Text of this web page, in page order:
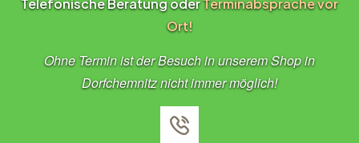
Telefonische Beratung oderTerminabsprache vor
Ort!
Ohne Termin ist der Besuch in unserem Shop in
Dorfchemnitz nicht immer möglich!